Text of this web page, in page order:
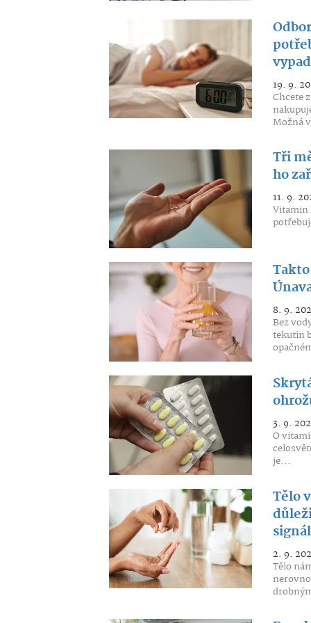
19. 9.
Chcete
Možná
Tři
ho
11. 9.
Vitamin
8. 9.
Bez
tekutin
3. 9.
O
je...
Tělo
signál
2. 9.
Tělo